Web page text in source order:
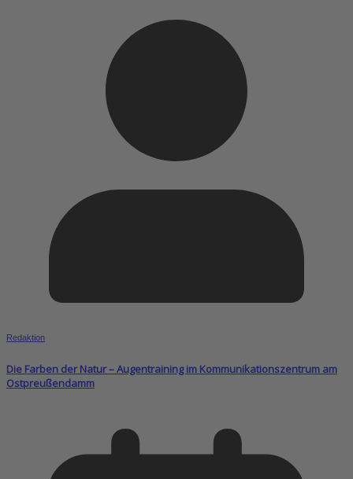
Redaktion
Die Farben der Natur – Augentraining im Kommunikationszentrum am
Ostpreußendamm